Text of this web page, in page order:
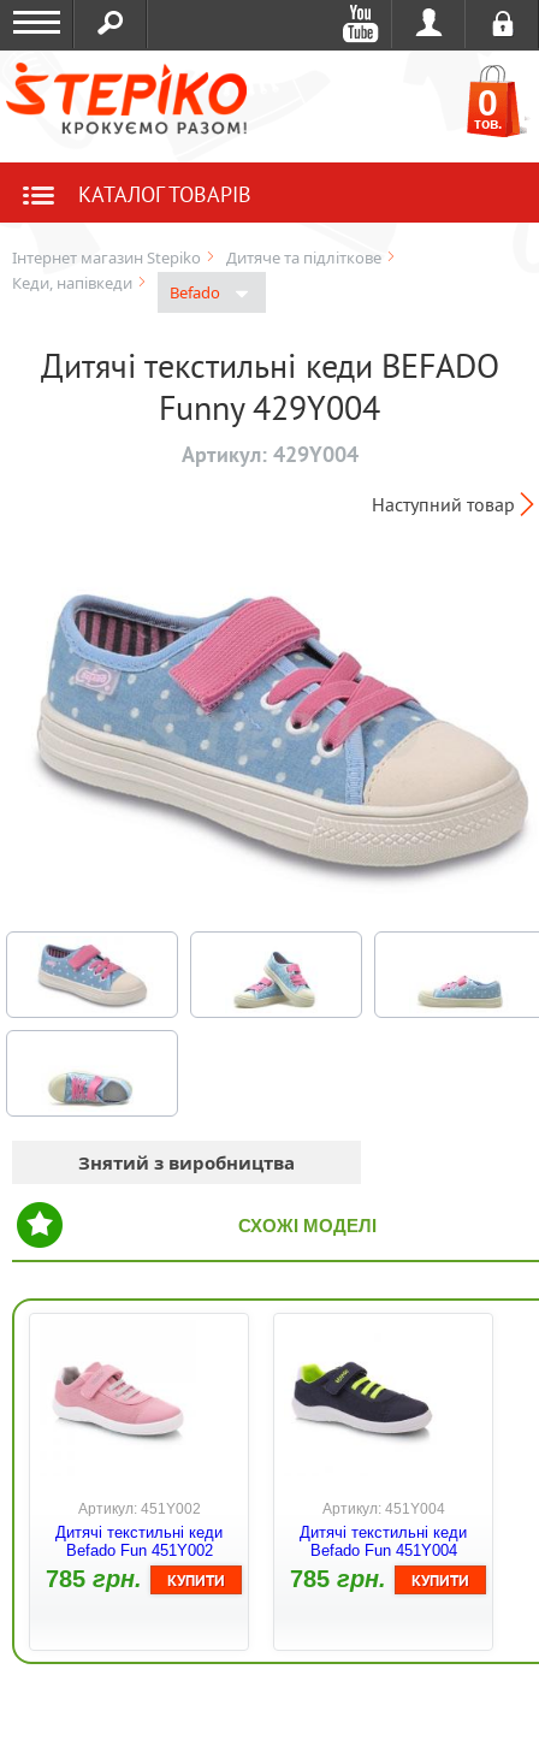
0
тов.
КАТАЛОГ ТОВАРІВ
Інтернет магазин Stepiko
Дитяче та підліткове
Кеди, напівкеди
Befado
Дитячі текстильні кеди BEFADO
Funny 429Y004
Артикул: 429Y004
Наступний товар
Знятий з виробництва
СХОЖІ МОДЕЛІ
Артикул: 451Y002
Дитячі текстильні кеди
Befado Fun 451Y002
785грн.
Артикул: 451Y004
Дитячі текстильні кеди
Befado Fun 451Y004
785грн.